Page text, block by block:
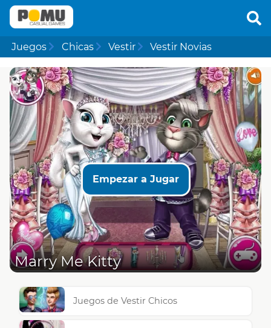
Juegos Chicas Vestir Vestir Novias
Empezar a Jugar
Marry Me Kitty
Juegos de Vestir Chicos